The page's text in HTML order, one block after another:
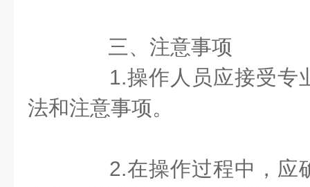
三、注意事项
1.操作人员应接受专
法和注意事项。
2.在操作过程中，应